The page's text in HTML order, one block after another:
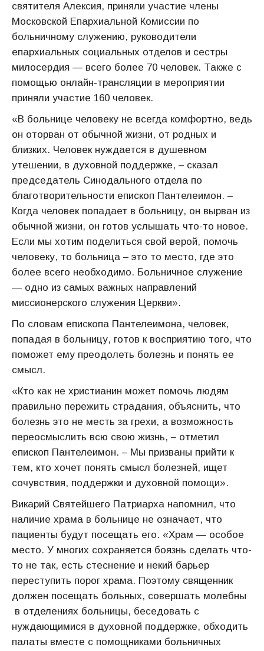
святителя Алексия, приняли участие члены
Московской Епархиальной Комиссии по
больничному служению, руководители
епархиальных социальных отделов и сестры
милосердия — всего более 70 человек. Также с
помощью онлайн-трансляции в мероприятии
приняли участие 160 человек.
«В больнице человеку не всегда комфортно, ведь
он оторван от обычной жизни, от родных и
близких. Человек нуждается в душевном
утешении, в духовной поддержке, – сказал
председатель Синодального отдела по
благотворительности епископ Пантелеимон. –
Когда человек попадает в больницу, он вырван из
обычной жизни, он готов услышать что-то новое.
Если мы хотим поделиться свой верой, помочь
человеку, то больница – это то место, где это
более всего необходимо. Больничное служение
— одно из самых важных направлений
миссионерского служения Церкви».
По словам епископа Пантелеимона, человек,
попадая в больницу, готов к восприятию того, что
поможет ему преодолеть болезнь и понять ее
смысл.
«Кто как не христианин может помочь людям
правильно пережить страдания, объяснить, что
болезнь это не месть за грехи, а возможность
переосмыслить всю свою жизнь, – отметил
епископ Пантелеимон. – Мы призваны прийти к
тем, кто хочет понять смысл болезней, ищет
сочувствия, поддержки и духовной помощи».
Викарий Святейшего Патриарха напомнил, что
наличие храма в больнице не означает, что
пациенты будут посещать его. «Храм — особое
место. У многих сохраняется боязнь сделать что-
то не так, есть стеснение и некий барьер
переступить порог храма. Поэтому священник
должен посещать больных, совершать молебны
в отделениях больницы, беседовать с
нуждающимися в духовной поддержке, обходить
палаты вместе с помощниками больничных